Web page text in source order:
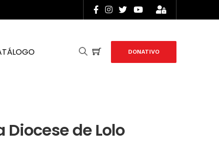
DONATIVO
Diocese de Lolo